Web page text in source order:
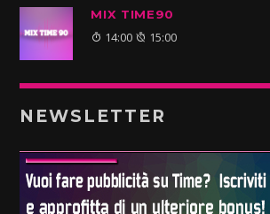
MIX TIME90
14:00 15:00
NEWSLETTER